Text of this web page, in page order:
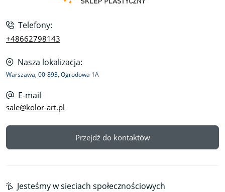
Telefony:
+48662798143
Nasza lokalizacja:
Warszawa, 00-893, Ogrodowa 1A
E-mail
sale@kolor-art.pl
Przejdź do kontaktów
Jesteśmy w sieciach społecznościowych